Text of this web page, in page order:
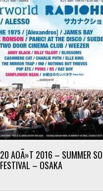
20 AOÃ»T 2016 – SUMMER
FESTIVAL – OSAKA